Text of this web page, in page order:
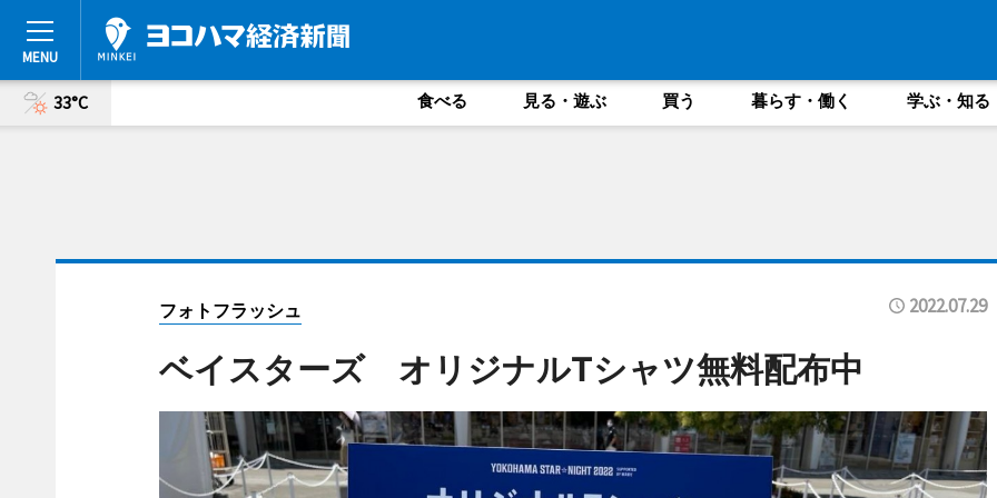
33°C 食べる 見る・遊ぶ 買う 暮らす・働く 学ぶ・知る
フォトフラッシュ 2022.07.29
ベイスターズ オリジナルTシャツ無料配布中